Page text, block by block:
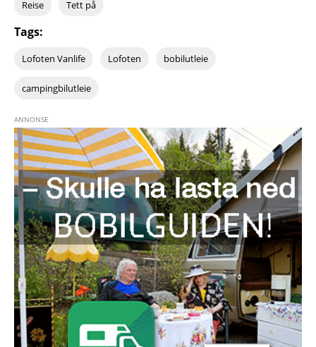
Reise Tett på
Tags:
Lofoten Vanlife Lofoten bobilutleie
campingbilutleie